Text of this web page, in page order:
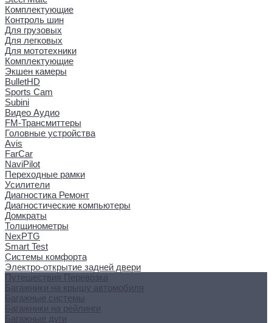
Комплектующие
Контроль шин
Для грузовых
Для легковых
Для мототехники
Комплектующие
Экшен камеры
BulletHD
Sports Cam
Subini
Видео Аудио
FM-Трансмиттеры
Головные устройства
Avis
FarCar
NaviPilot
Переходные рамки
Усилители
Диагностика Ремонт
Диагностические компьютеры
Домкраты
Толщинометры
NexPTG
Smart Test
Системы комфорта
Электро-открытие задней двери
Путешествия Перевозка
Багажники на крышу автомобиля
Багажные системы
Багажники на рейлинги
Багажные дуги